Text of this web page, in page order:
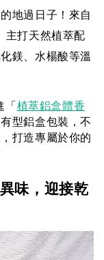
地過日子！來自
主打天然植萃配
鎂、水楊酸等溫
「植萃鋁盒體香
型鋁盒包裝，不
打造專屬於你的
味，迎接乾